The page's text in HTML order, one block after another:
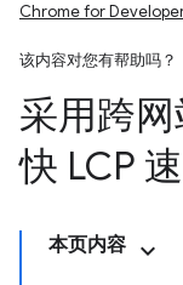
Chrome for
该内容对您有帮助吗？
采用跨
快 LCP
本页内容